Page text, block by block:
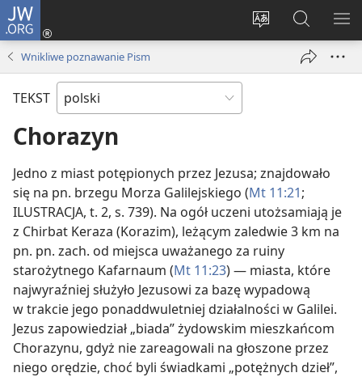
JW.ORG
Wybór
Logowanie
(opens
Szukaj
na
JW.ORG
Wnikliwe poznawanie Pism
TEKST
Chorazyn
Jedno z miast potępionych przez Jezusa; znajdowało
się na pn. brzegu Morza Galilejskiego (Mt 11:21;
ILUSTRACJA, t. 2, s. 739). Na ogół uczeni utożsamiają je
z Chirbat Keraza (Korazim), leżącym zaledwie 3 km na
pn. pn. zach. od miejsca uważanego za ruiny
starożytnego Kafarnaum (Mt 11:23) — miasta, które
najwyraźniej służyło Jezusowi za bazę wypadową
w trakcie jego ponaddwuletniej działalności w Galilei.
Jezus zapowiedział „biada” żydowskim mieszkańcom
Chorazynu, gdyż nie zareagowali na głoszone przez
niego orędzie, choć byli świadkami „potężnych dzieł”,